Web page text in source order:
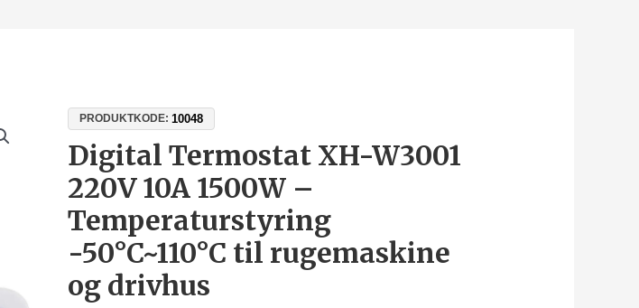
PRODUKTKODE:10048
Digital Termostat XH-W3001
220V 10A 1500W –
Temperaturstyring
-50°C~110°C til rugemaskine
og drivhus
Digital
Termostat
XH-
W3001
220V
10A
1500W
Temperaturstyring